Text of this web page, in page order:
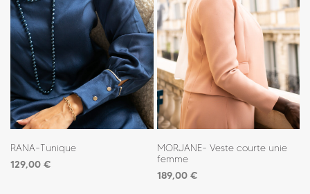
RANA-Tunique
129,00 €
MORJANE- Veste courte unie
femme
189,00 €